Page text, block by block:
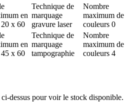
en
20 x 60
Technique de
marquage
gravure laser
Nombre
maximum de
couleurs 0
en
45 x 60
Technique de
marquage
tampographie
Nombre
maximum de
couleurs 4
dessus pour voir le stock disponible.